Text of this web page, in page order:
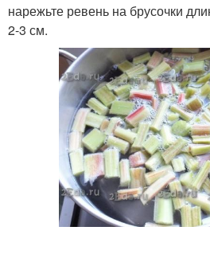
нарежьте ревень на брусочки
2-3 см.